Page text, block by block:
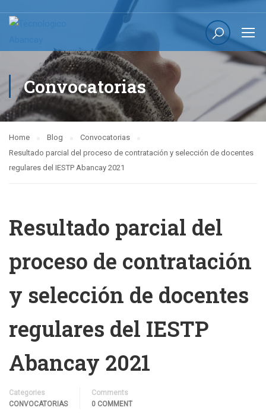
Convocatorias
Home Blog
Convocatorias
Resultado parcial del proceso de contratación y selección de docentes
regulares del IESTP Abancay 2021
Resultado parcial del
proceso de contratación
y selección de docentes
regulares del IESTP
Abancay 2021
Categories
CONVOCATORIAS
Comments
0 COMMENT